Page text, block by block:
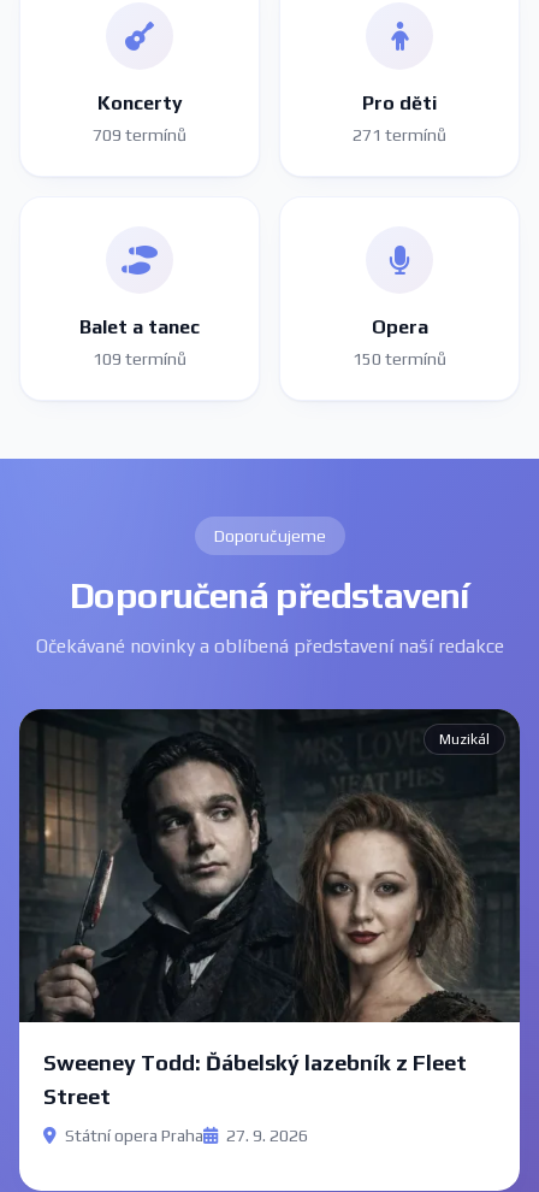
Koncerty
709 termínů
Pro děti
271 termínů
Balet a tanec
109 termínů
Opera
150 termínů
Doporučujeme
Doporučená představení
Očekávané novinky a oblíbená představení naší redakce
Muzikál
Sweeney Todd: Ďábelský lazebník z Fleet
Street
Státní opera Praha 27. 9. 2026